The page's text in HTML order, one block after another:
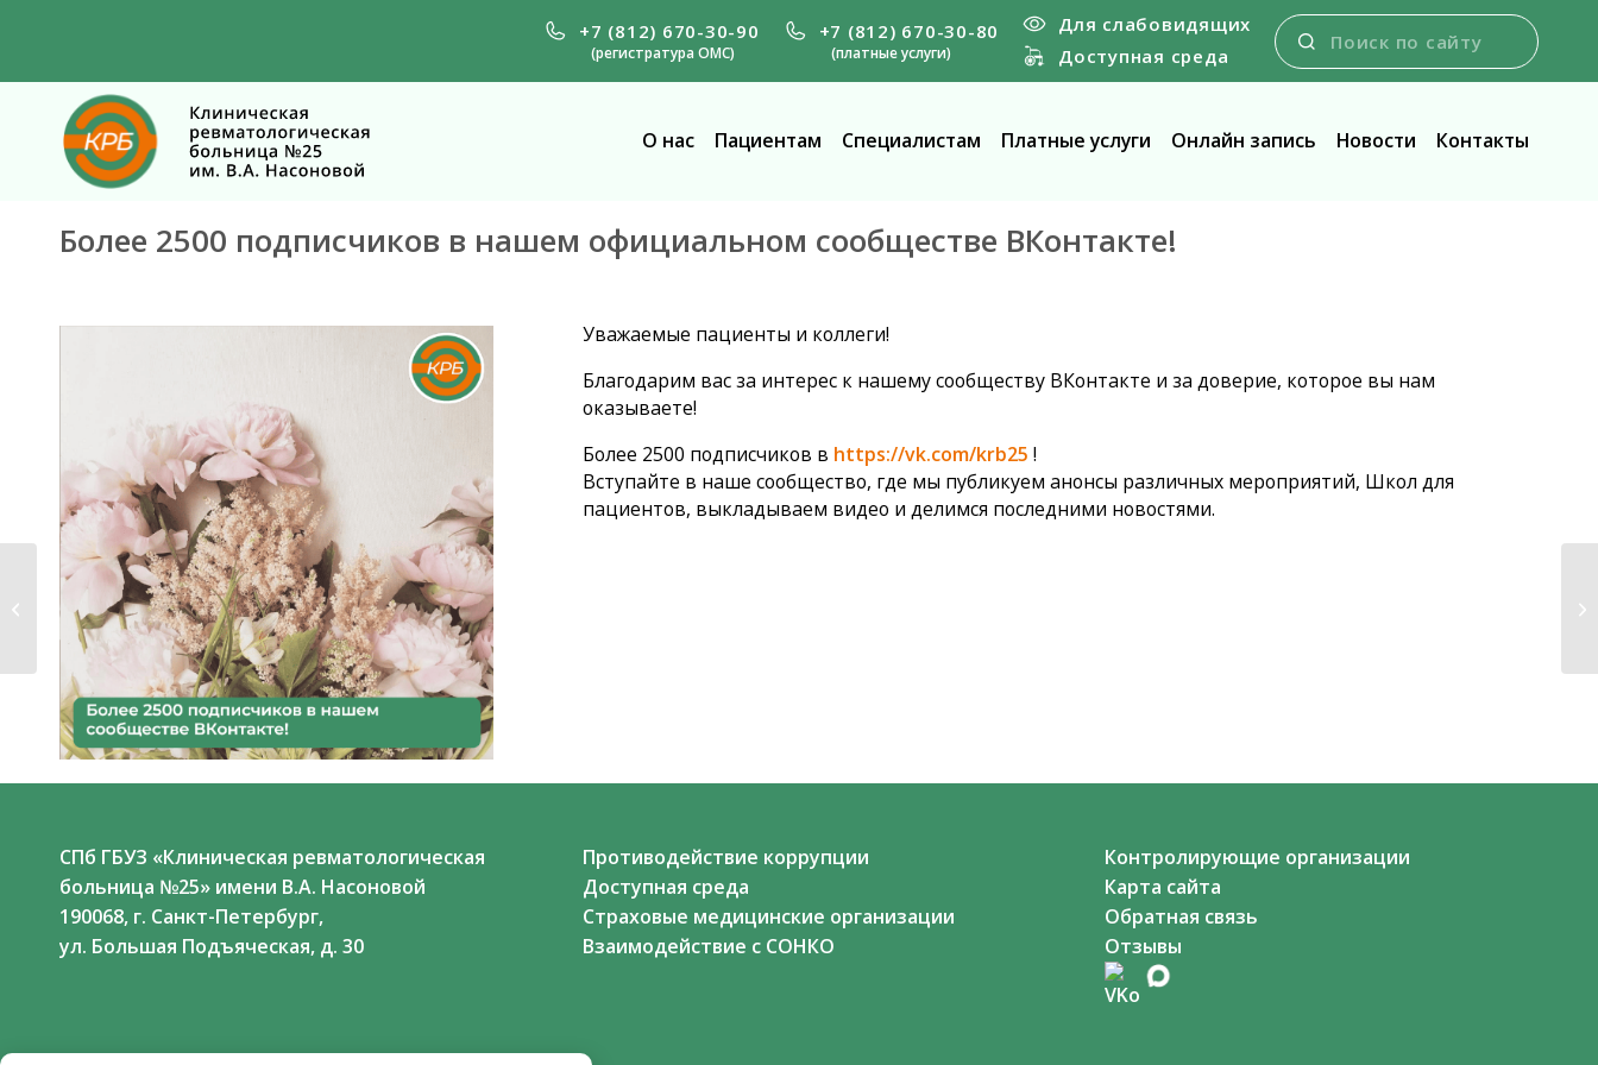
+7 (812) 670-30-90
(регистратура ОМС)
+7 (812) 670-30-80
(платные услуги)
Для слабовидящих
Доступная среда
О нас Пациентам Специалистам Платные услуги Онлайн запись Новости Контакты
Более 2500 подписчиков в нашем официальном сообществе ВКонтакте!
Уважаемые пациенты и коллеги!
Благодарим вас за интерес к нашему сообществу ВКонтакте и за доверие, которое вы нам
оказываете!
Более 2500 подписчиков в https://vk.com/krb25 !
Вступайте в наше сообщество, где мы публикуем анонсы различных мероприятий, Школ для
пациентов, выкладываем видео и делимся последними новостями.
СПб ГБУЗ «Клиническая ревматологическая
больница №25» имени В.А. Насоновой
190068, г. Санкт-Петербург,
ул. Большая Подъяческая, д. 30
Противодействие коррупции
Доступная среда
Страховые медицинские организации
Взаимодействие с СОНКО
Контролирующие организации
Карта сайта
Обратная связь
Отзывы
Приглашаем всех
желающих
посетить Школу
для...